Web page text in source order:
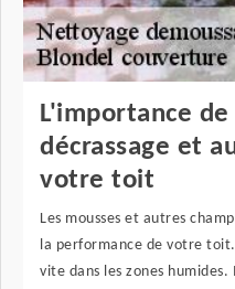
L'importance de
décrassage et
votre toit
Les mousses et autres
la performance de votre
vite dans les zones